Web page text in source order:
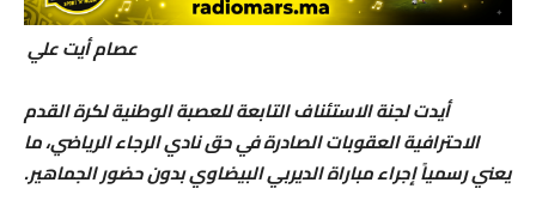
عصام أيت علي
أيدت لجنة الاستئناف التابعة للعصبة الوطنية لكرة القدم
الاحترافية العقوبات الصادرة في حق نادي الرجاء الرياضي، ما
يعني رسمياً إجراء مباراة الديربي البيضاوي بدون حضور الجماهير.